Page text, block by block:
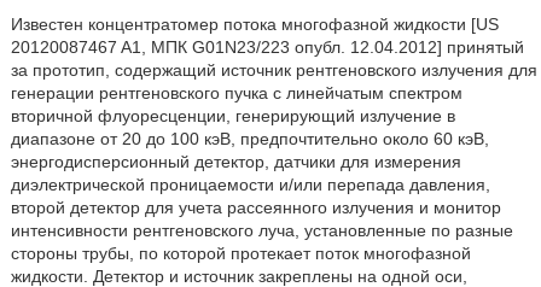
Известен концентратомер потока многофазной жидкости [US
20120087467 A1, МПК G01N23/223 опубл. 12.04.2012] принятый
за прототип, содержащий источник рентгеновского излучения для
генерации рентгеновского пучка с линейчатым спектром
вторичной флуоресценции, генерирующий излучение в
диапазоне от 20 до 100 кэВ, предпочтительно около 60 кэВ,
энергодисперсионный детектор, датчики для измерения
диэлектрической проницаемости и/или перепада давления,
второй детектор для учета рассеянного излучения и монитор
интенсивности рентгеновского луча, установленные по разные
стороны трубы, по которой протекает поток многофазной
жидкости. Детектор и источник закреплены на одной оси,